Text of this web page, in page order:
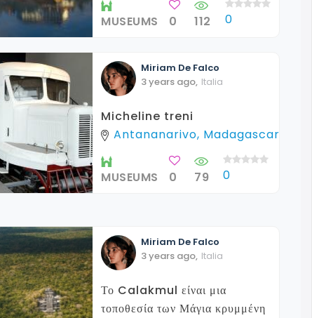
MUSEUMS 0 112 0
Miriam De Falco
3 years ago, Italia
Micheline treni
Antananarivo, Madagascar
MUSEUMS 0 79 0
Miriam De Falco
3 years ago, Italia
Το Calakmul είναι μια
τοποθεσία των Μάγια κρυμμένη